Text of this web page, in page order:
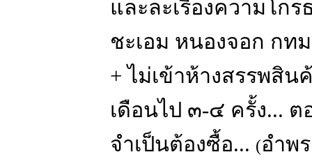
และละเรื่องความโก
ชะเอม หนองจอก กท
+ ไม่เข้าห้างสรรพสิน
เดือนไป ๓-๔ ครั้ง...
จำเป็นต้องซื้อ... (อำพ